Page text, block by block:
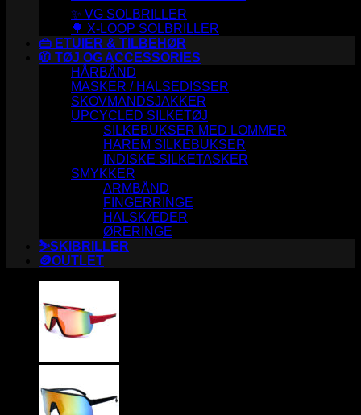
✨ VG SOLBRILLER
🌳 X-LOOP SOLBRILLER
👜 ETUIER & TILBEHØR
🧥 TØJ OG ACCESSORIES
HÅRBÅND
MASKER / HALSEDISSER
SKOVMANDSJAKKER
UPCYCLED SILKETØJ
SILKEBUKSER MED LOMMER
HAREM SILKEBUKSER
INDISKE SILKETASKER
SMYKKER
ARMBÅND
FINGERRINGE
HALSKÆDER
ØRERINGE
⛷️SKIBRILLER
🪙OUTLET